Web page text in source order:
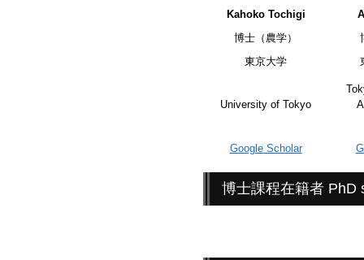
Kahoko Tochigi
博士（農学）
東京大学
University of Tokyo
Google Scholar
博士課程在籍者 PhD